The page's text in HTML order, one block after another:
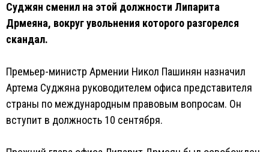
Суджян сменил на этой должности Липарита
Дрмеяна, вокруг увольнения которого разгорелся
скандал.
Премьер-министр Армении Никол Пашинян назначил
Артема Суджяна руководителем офиса представителя
страны по международным правовым вопросам. Он
вступит в должность 10 сентября.